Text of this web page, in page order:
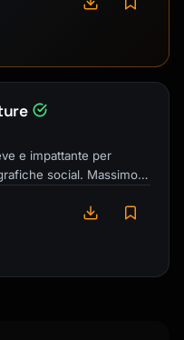
e impattante per
social. Massimo